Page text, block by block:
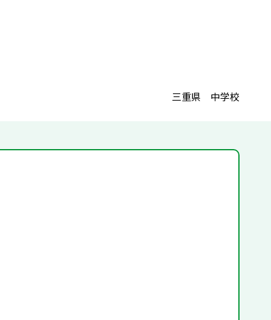
三重県 中学校